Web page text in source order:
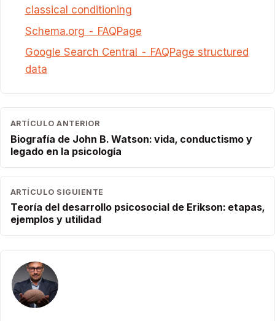
classical conditioning
Schema.org - FAQPage
Google Search Central - FAQPage structured
data
ARTÍCULO ANTERIOR
Biografía de John B. Watson: vida, conductismo y
legado en la psicología
ARTÍCULO SIGUIENTE
Teoría del desarrollo psicosocial de Erikson: etapas,
ejemplos y utilidad